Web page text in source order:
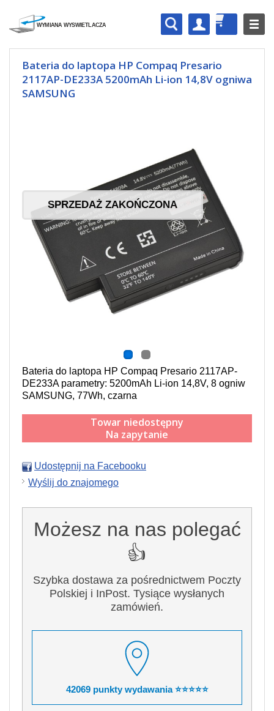
Bateria do laptopa HP Compaq Presario
2117AP-DE233A 5200mAh Li-ion 14,8V ogniwa
SAMSUNG
SPRZEDAŻ ZAKOŃCZONA
Bateria do laptopa HP Compaq Presario 2117AP-
DE233A parametry: 5200mAh Li-ion 14,8V, 8 ogniw
SAMSUNG, 77Wh, czarna
Towar niedostępny
Na zapytanie
Udostępnij na Facebooku
Wyślij do znajomego
Możesz na nas polegać
👍
Szybka dostawa za pośrednictwem Poczty
Polskiej i InPost. Tysiące wysłanych
zamówień.
42069 punkty wydawania ⭐⭐⭐⭐⭐